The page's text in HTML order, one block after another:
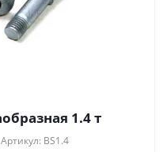
Шакл/скоба омегаобразная 1.4 т
Артикул: BS1.4